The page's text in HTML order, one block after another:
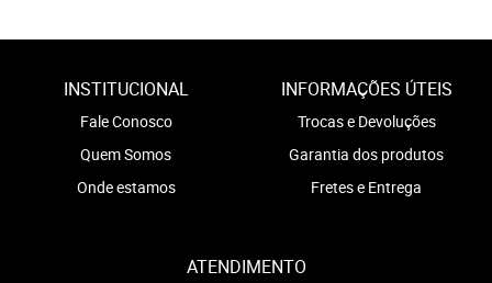
INSTITUCIONAL
Fale Conosco
Quem Somos
Onde estamos
INFORMAÇÕES ÚTEIS
Trocas e Devoluções
Garantia dos produtos
Fretes e Entrega
ATENDIMENTO